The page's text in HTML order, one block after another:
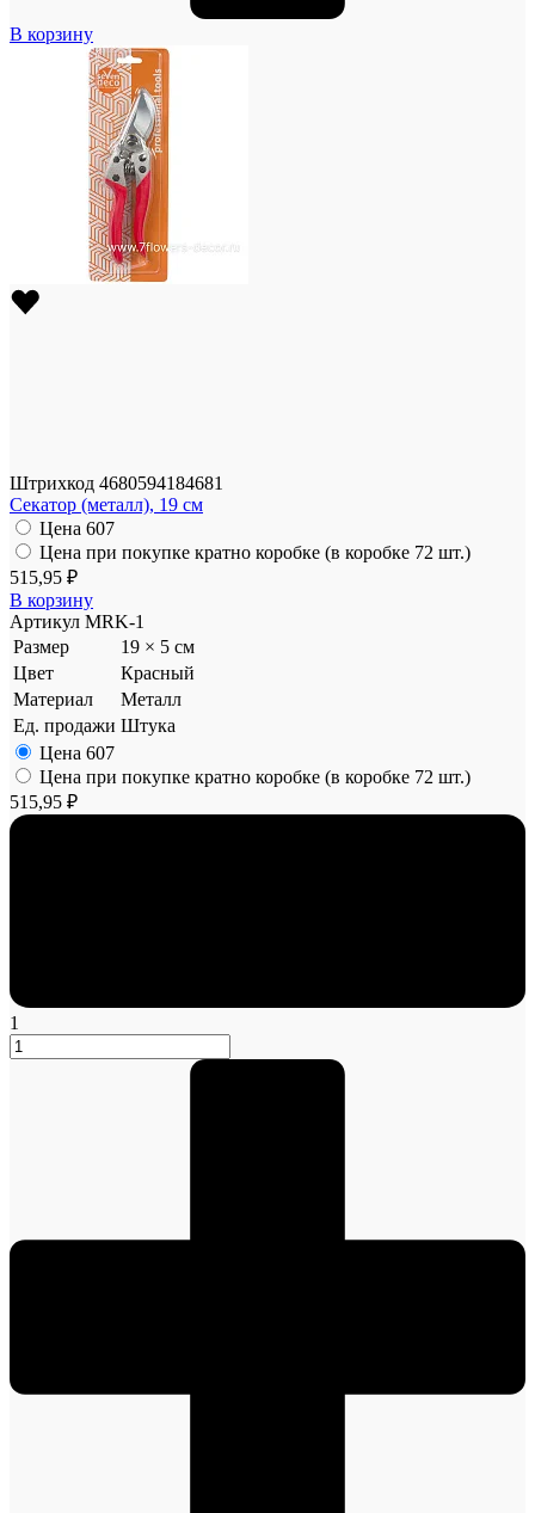
В корзину
Штрихкод 4680594184681
Секатор (металл), 19 см
Цена 607
Цена при покупке кратно коробке (в коробке 72 шт.)
515,95 ₽
В корзину
Артикул MRK-1
Размер
19 × 5 см
Цвет
Красный
Материал
Металл
Ед. продажи Штука
Цена 607
Цена при покупке кратно коробке (в коробке 72 шт.)
515,95 ₽
1